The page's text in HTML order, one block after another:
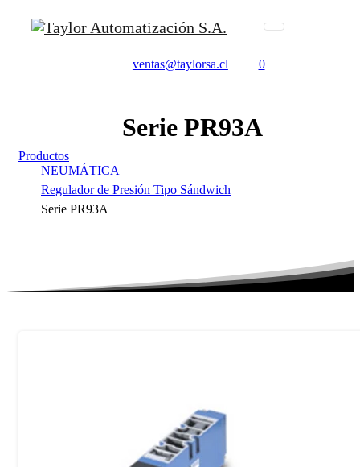
ventas@taylorsa.cl 0
Serie PR93A
Productos
NEUMÁTICA
Regulador de Presión Tipo Sándwich
Serie PR93A